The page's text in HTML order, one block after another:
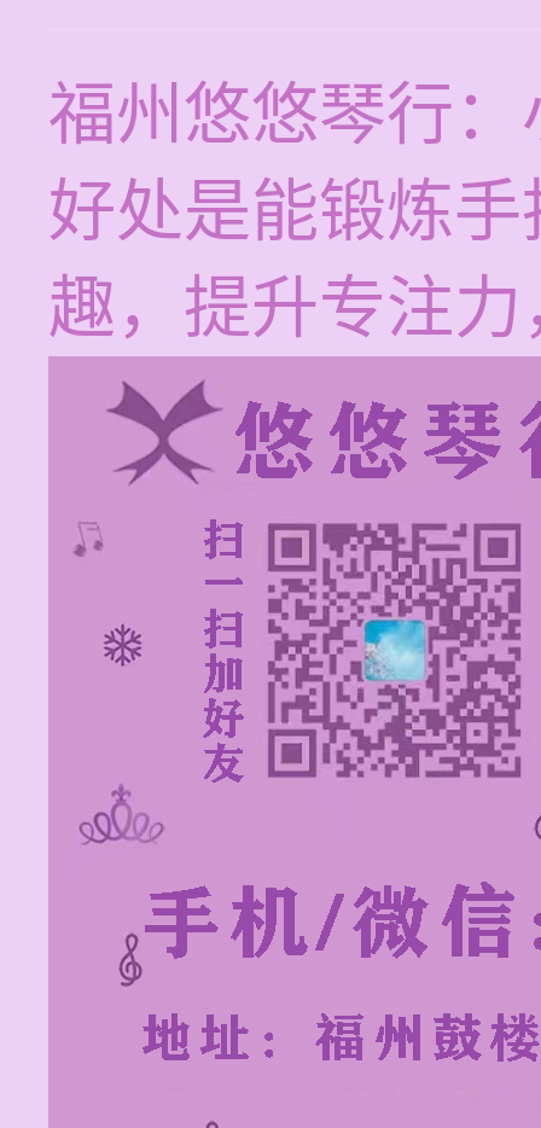
福州悠悠琴行
好处是能锻炼
趣，提升专注